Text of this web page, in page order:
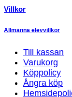
Villkor
Allmänna elevvillkor
Till kassan
Varukorg
Köppolicy
Ångra köp